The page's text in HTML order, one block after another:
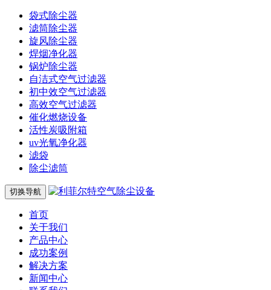
袋式除尘器
滤筒除尘器
旋风除尘器
焊烟净化器
锅炉除尘器
自洁式空气过滤器
初中效空气过滤器
高效空气过滤器
催化燃烧设备
活性炭吸附箱
uv光氧净化器
滤袋
除尘滤筒
切换导航
首页
关于我们
产品中心
成功案例
解决方案
新闻中心